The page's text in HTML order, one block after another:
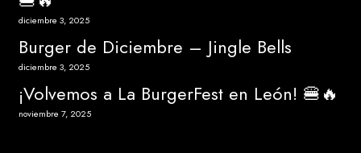
diciembre 3, 2025
Burger de Diciembre – Jingle Bells
diciembre 3, 2025
¡Volvemos a La BurgerFest en León! 🍔🔥
noviembre 7, 2025